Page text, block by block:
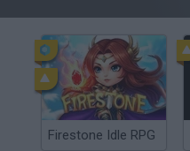
Firestone Idle RPG